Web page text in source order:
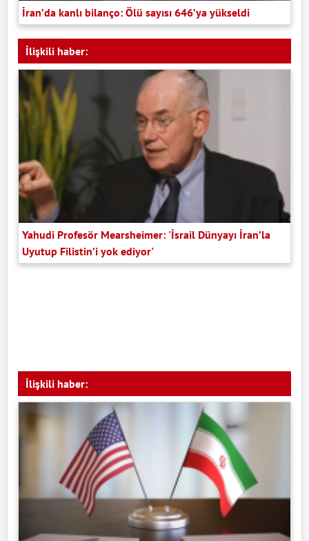
İran’da kanlı bilanço: Ölü sayısı 646’ya yükseldi
İlişkili haber:
Yahudi Profesör Mearsheimer: 'İsrail Dünyayı İran’la
Uyutup Filistin’i yok ediyor'
İlişkili haber: